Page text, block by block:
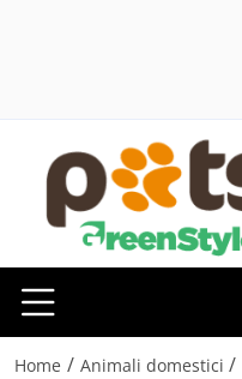
Home / Animali domestici /